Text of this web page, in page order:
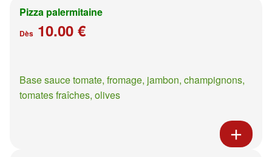
Pizza palermitaine
Dès 10.00 €
Base sauce tomate, fromage, jambon, champignons,
tomates fraîches, olives